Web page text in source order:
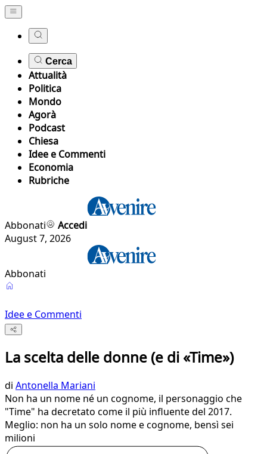
Cerca
Attualità
Politica
Mondo
Agorà
Podcast
Chiesa
Idee e Commenti
Economia
Rubriche
Abbonati
Accedi
August 7, 2026
Abbonati
Idee e Commenti
La scelta delle donne (e di «Time»)
di Antonella Mariani
Non ha un nome né un cognome, il personaggio che
"Time" ha decretato come il più influente del 2017.
Meglio: non ha un solo nome e cognome, bensì sei
milioni